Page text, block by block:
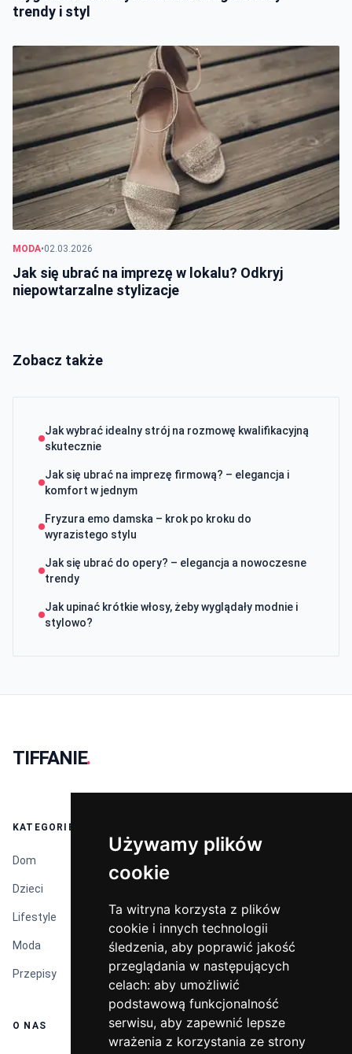
Używamy plików
cookie
Ta witryna korzysta z plików
cookie i innych technologii
śledzenia, aby poprawić jakość
przeglądania w następujących
celach: aby umożliwić
podstawową funkcjonalność
serwisu, aby zapewnić lepsze
wrażenia z korzystania ze strony
Używamy plików
cookie
Ta witryna korzysta z plików
cookie i innych technologii
śledzenia, aby poprawić jakość
przeglądania w następujących
celach: aby umożliwić
podstawową funkcjonalność
serwisu, aby zapewnić lepsze
wrażenia z korzystania ze strony
trendy i styl
MODA•02.03.2026
Jak się ubrać na imprezę w lokalu? Odkryj
niepowtarzalne stylizacje
Zobacz także
Jak wybrać idealny strój na rozmowę kwalifikacyjną
skutecznie
Jak się ubrać na imprezę firmową? – elegancja i
komfort w jednym
Fryzura emo damska – krok po kroku do
wyrazistego stylu
Jak się ubrać do opery? – elegancja a nowoczesne
trendy
Jak upinać krótkie włosy, żeby wyglądały modnie i
stylowo?
TIFFANIE.
KATEGORIE
Dom
Dzieci
Lifestyle
Moda
Przepisy
O NAS